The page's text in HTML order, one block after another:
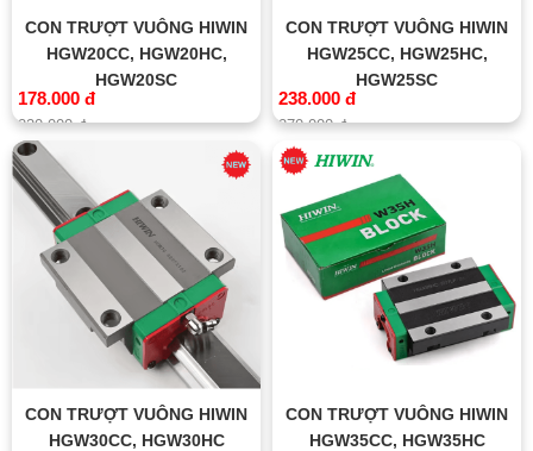
CON TRƯỢT VUÔNG HIWIN
HGW20CC, HGW20HC,
HGW20SC
178.000 đ
220.000 đ
CON TRƯỢT VUÔNG HIWIN
HGW25CC, HGW25HC,
HGW25SC
238.000 đ
270.000 đ
CON TRƯỢT VUÔNG HIWIN
HGW30CC, HGW30HC
CON TRƯỢT VUÔNG HIWIN
HGW35CC, HGW35HC